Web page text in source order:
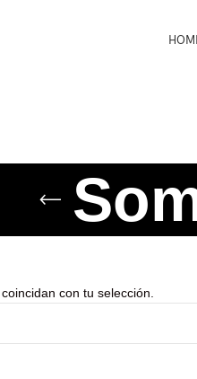
con tu selección.